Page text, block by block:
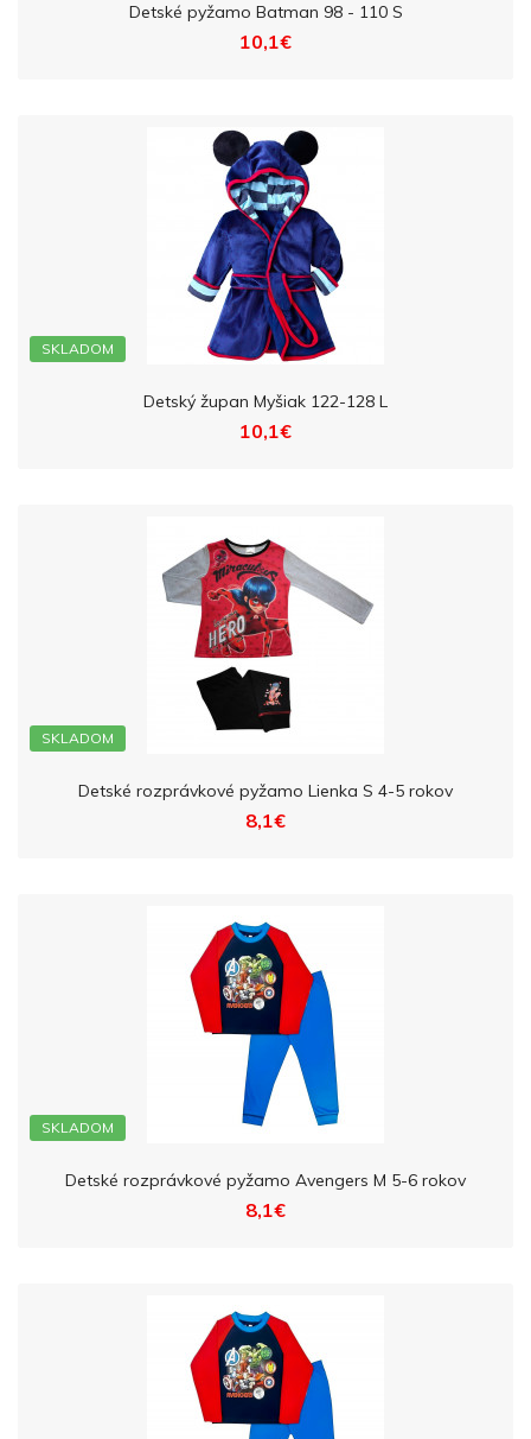
Detské pyžamo Batman 98 - 110 S
10,1€
SKLADOM
Detský župan Myšiak 122-128 L
10,1€
SKLADOM
Detské rozprávkové pyžamo Lienka S 4-5 rokov
8,1€
SKLADOM
Detské rozprávkové pyžamo Avengers M 5-6 rokov
8,1€